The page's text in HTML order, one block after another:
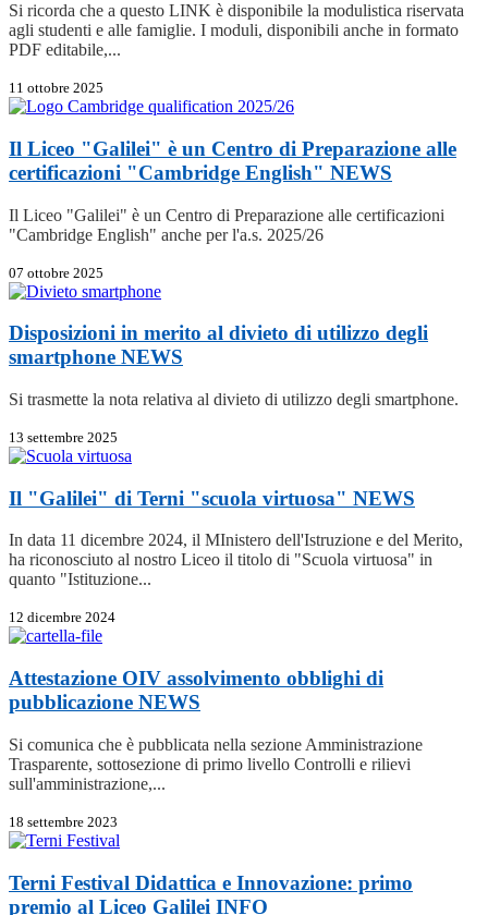
Si ricorda che a questo LINK è disponibile la modulistica riservata
agli studenti e alle famiglie. I moduli, disponibili anche in formato
PDF editabile,...
11 ottobre 2025
Il Liceo "Galilei" è un Centro di Preparazione alle
certificazioni "Cambridge English" NEWS
Il Liceo "Galilei" è un Centro di Preparazione alle certificazioni
"Cambridge English" anche per l'a.s. 2025/26
07 ottobre 2025
Disposizioni in merito al divieto di utilizzo degli
smartphone NEWS
Si trasmette la nota relativa al divieto di utilizzo degli smartphone.
13 settembre 2025
Il "Galilei" di Terni "scuola virtuosa" NEWS
In data 11 dicembre 2024, il MInistero dell'Istruzione e del Merito,
ha riconosciuto al nostro Liceo il titolo di "Scuola virtuosa" in
quanto "Istituzione...
12 dicembre 2024
Attestazione OIV assolvimento obblighi di
pubblicazione NEWS
Si comunica che è pubblicata nella sezione Amministrazione
Trasparente, sottosezione di primo livello Controlli e rilievi
sull'amministrazione,...
18 settembre 2023
Terni Festival Didattica e Innovazione: primo
premio al Liceo Galilei INFO